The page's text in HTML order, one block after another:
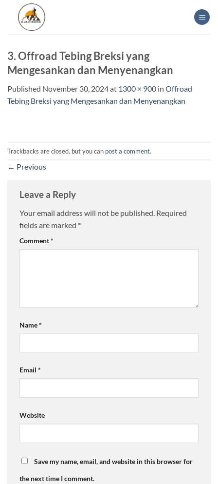
content
3. Offroad Tebing Breksi yang
Mengesankan dan Menyenangkan
Published November 30, 2024at 1300 × 900 in Offroad
Tebing Breksi yang Mengesankan dan Menyenangkan
Trackbacks are closed, but you can post a comment.
← Previous
Leave a Reply
Your email address will not be published. Required
fields are marked *
Comment*
Name*
Email *
Website
Save my name, email, and website in this browser for
the next time I comment.